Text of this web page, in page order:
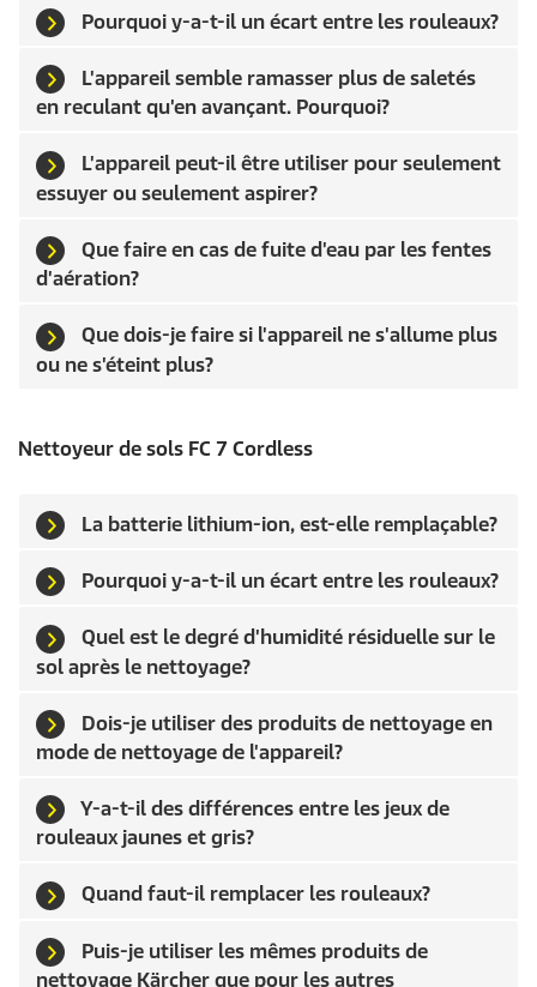
Pourquoi y-a-t-il un écart entre les rouleaux?
L'appareil semble ramasser plus de saletés
en reculant qu'en avançant. Pourquoi?
L'appareil peut-il être utiliser pour seulement
essuyer ou seulement aspirer?
Que faire en cas de fuite d'eau par les fentes
d'aération?
Que dois-je faire si l'appareil ne s'allume plus
ou ne s'éteint plus?
Nettoyeur de sols FC 7 Cordless
La batterie lithium-ion, est-elle remplaçable?
Pourquoi y-a-t-il un écart entre les rouleaux?
Quel est le degré d'humidité résiduelle sur le
sol après le nettoyage?
Dois-je utiliser des produits de nettoyage en
mode de nettoyage de l'appareil?
Y-a-t-il des différences entre les jeux de
rouleaux jaunes et gris?
Quand faut-il remplacer les rouleaux?
Puis-je utiliser les mêmes produits de
nettoyage Kärcher que pour les autres